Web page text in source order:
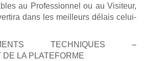
au Professionnel ou au Visiteur,
dans les meilleurs délais celui-
TECHNIQUES –
LA PLATEFORME